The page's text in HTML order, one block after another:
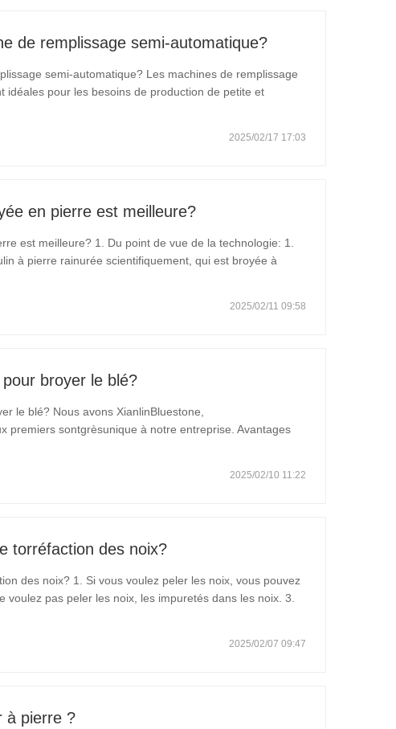
de remplissage semi-automatique?
semi-automatique? Les machines de remplissage
idéales pour les besoins de production de petite et
des…
2025/02/17 17:03
en pierre est meilleure?
est meilleure? 1. Du point de vue de la technologie: 1.
à pierre rainurée scientifiquement, qui est broyée à
2025/02/11 09:58
broyer le blé?
le blé? Nous avons XianlinBluestone,
premiers sontgrèsunique à notre entreprise. Avantages
heures…
2025/02/10 11:22
torréfaction des noix?
des noix? 1. Si vous voulez peler les noix, vous pouvez
voulez pas peler les noix, les impuretés dans les noix. 3.
2025/02/07 09:47
à pierre ?